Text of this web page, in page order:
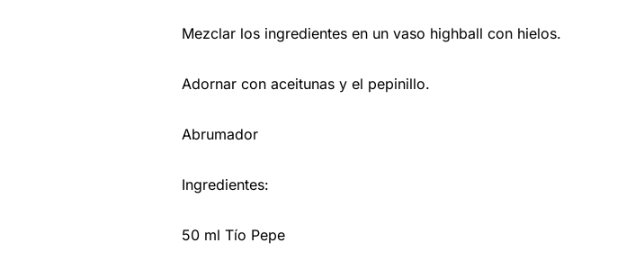
Mezclar los ingredientes en un vaso highball con hielos.
Adornar con aceitunas y el pepinillo.
Abrumador
Ingredientes:
50 ml Tío Pepe